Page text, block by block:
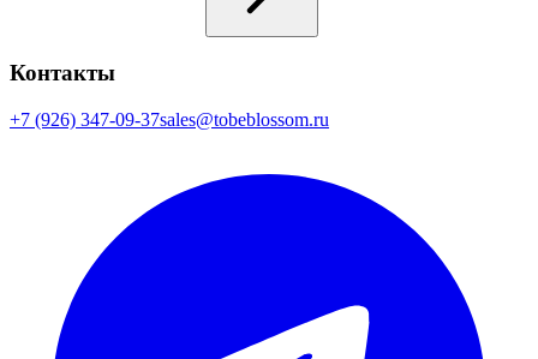
Контакты
+7 (926) 347-09-37sales@tobeblossom.ru